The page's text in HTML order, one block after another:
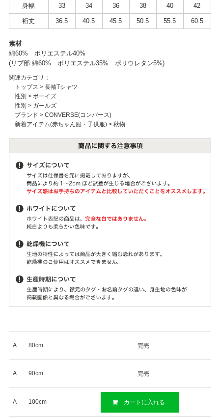
身幅 33 34 36 38 40 42
裄丈 36.5 40.5 45.5 50.5 55.5 60.5
素材
綿60% ポリエステル40%
(リブ部:綿60% ポリエステル35% ポリウレタン5%)
関連カテゴリ：
トップス > 長袖Tシャツ
性別 > ボーイズ
性別 > ガールズ
ブランド > CONVERSE(コンバース)
新着アイテム(赤ちゃん服・子供服)> 秋物
A 80cm 完売
A 90cm 完売
A 100cm カートに入れる